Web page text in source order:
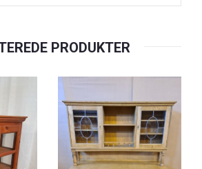
PRODUKTER